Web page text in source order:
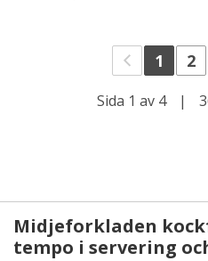
1 2
Sida 1 av 4 |
Midjeforkladen
tempo i servering